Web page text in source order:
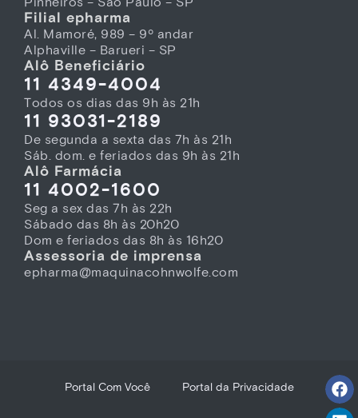
Filial epharma
Al. Mamoré, 989 – 9º andar
Alphaville – Barueri – SP
Alô Beneficiário
11 4349-4004
Todos os dias das 9h às 21h
11 93031-2189
De segunda a sexta das 7h às 21h
Sáb. dom. e feriados das 9h às 21h
Alô Farmácia
11 4002-1600
Seg a sex das 7h às 22h
Sábado das 8h às 20h20
Dom e feriados das 8h às 16h20
Assessoria de imprensa
epharma@maquinacohnwolfe.com
Portal Com Você Portal da Privacidade